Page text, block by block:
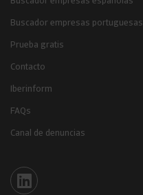
Buscador empresas portuguesas
Prueba gratis
Contacto
Iberinform
FAQs
Canal de denuncias
Iberinform en Linkedin